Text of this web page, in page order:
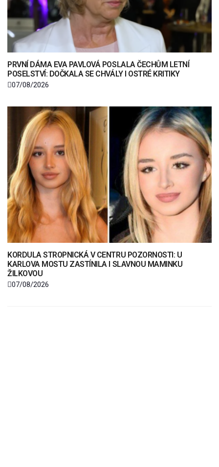
PRVNÍ DÁMA EVA PAVLOVÁ POSLALA ČECHŮM LETNÍ
POSELSTVÍ: DOČKALA SE CHVÁLY I OSTRÉ KRITIKY
07/08/2026
KORDULA STROPNICKÁ V CENTRU POZORNOSTI: U
KARLOVA MOSTU ZASTÍNILA I SLAVNOU MAMINKU
ŽILKOVOU
07/08/2026